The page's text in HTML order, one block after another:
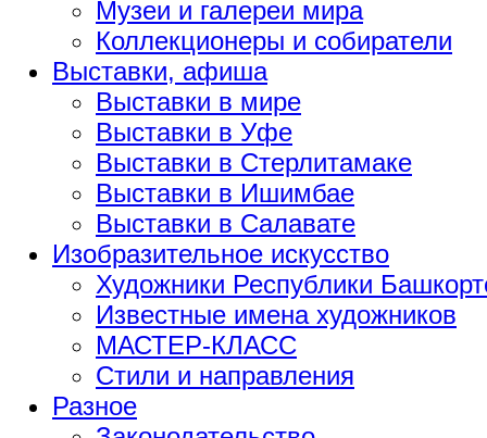
Музеи и галереи мира
Коллекционеры и собиратели
Выставки, афиша
Выставки в мире
Выставки в Уфе
Выставки в Стерлитамаке
Выставки в Ишимбае
Выставки в Салавате
Изобразительное искусство
Художники Республики
Известные имена художников
МАСТЕР-КЛАСС
Стили и направления
Разное